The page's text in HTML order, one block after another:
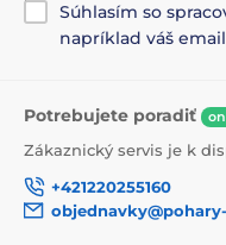
Súhlasím so
napríklad váš email
Potrebujete poradiť
Zákaznický servis je k
+421220255160